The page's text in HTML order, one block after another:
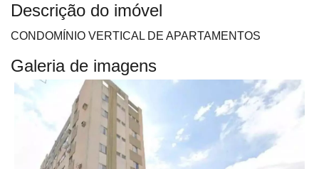
Descrição do imóvel
CONDOMÍNIO VERTICAL DE APARTAMENTOS
Galeria de imagens